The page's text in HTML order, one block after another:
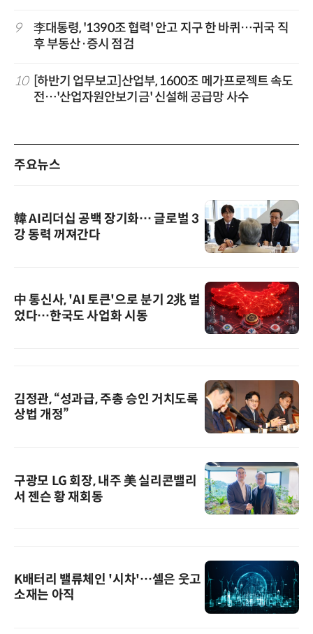
9
李대통령, '1390조 협력' 안고 지구 한 바퀴…귀국 직
후 부동산·증시 점검
10 [하반기 업무보고]산업부, 1600조 메가프로젝트 속도
전…'산업자원안보기금' 신설해 공급망 사수
주요뉴스
韓 AI리더십 공백 장기화… 글로벌 3
강 동력 꺼져간다
中 통신사, 'AI 토큰'으로 분기 2兆 벌
었다…한국도 사업화 시동
김정관, “성과급, 주총 승인 거치도록
상법 개정”
구광모 LG 회장, 내주 美 실리콘밸리
서 젠슨 황 재회동
K배터리 밸류체인 '시차'…셀은 웃고
소재는 아직